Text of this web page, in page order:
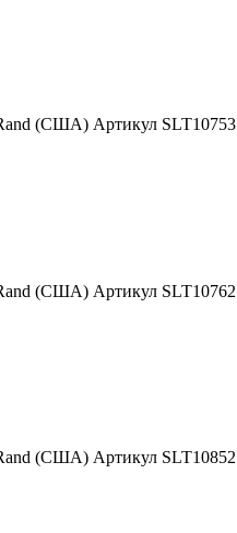
(США) Артикул SLT10753
(США) Артикул SLT10762
(США) Артикул SLT10852